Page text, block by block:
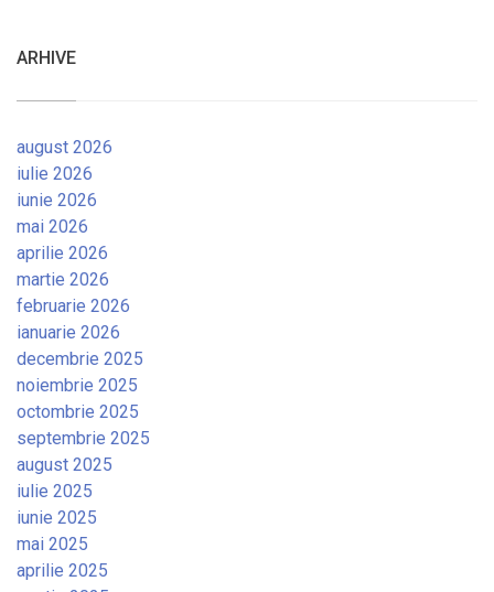
ARHIVE
august 2026
iulie 2026
iunie 2026
mai 2026
aprilie 2026
martie 2026
februarie 2026
ianuarie 2026
decembrie 2025
noiembrie 2025
octombrie 2025
septembrie 2025
august 2025
iulie 2025
iunie 2025
mai 2025
aprilie 2025